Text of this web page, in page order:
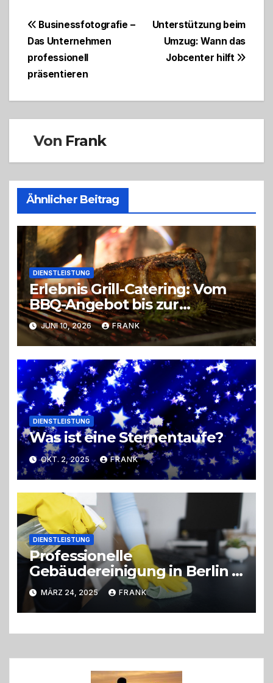
Beitragsnavigation
Unterstützung beim
Umzug: Wann das
Jobcenter hilft
Businessfotografie –
Das Unternehmen
professionell
präsentieren
Von Frank
Ähnlicher Beitrag
DIENSTLEISTUNG
Erlebnis Grill-Catering: Vom
BBQ-Angebot bis zur
perfekten Eventorganisation
Trend zu Outdoor-Events,
Erlebnisgastronomie und
Live-Cooking
JUNI 10, 2026 FRANK
DIENSTLEISTUNG
Was ist eine Sternentaufe?
OKT. 2, 2025 FRANK
DIENSTLEISTUNG
Professionelle
Gebäudereinigung in Berlin &
Brandenburg
MÄRZ 24, 2025 FRANK